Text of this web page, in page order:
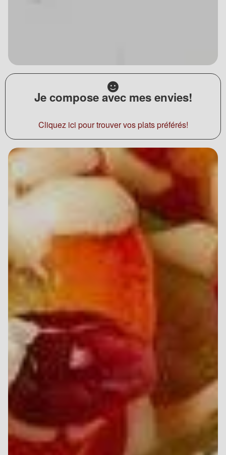
Je compose avec mes envies!
Cliquez ici pour trouver vos plats préférés!